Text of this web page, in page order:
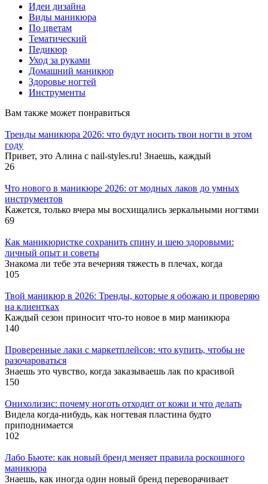
Идеи дизайна
Виды маникюра
По цветам
Тематический
Педикюр
Уход за руками
Домашний маникюр
Здоровье ногтей
Инструменты
Вам также может понравиться
Тренды маникюра 2026: что будут носить твои ногти в этом
году
Привет, это Алина с nail-styles.ru! Знаешь, каждый
26
Что нового в маникюре 2026: от модных лаков до умных
инструментов
Кажется, только вчера мы восхищались зеркальными ногтями
69
Как маникюристке сохранить спину и шею здоровыми:
личный опыт и советы
Знакома ли тебе эта вечерняя тяжесть в плечах, когда
105
Твой маникюр в 2026: Тренды, которые я обожаю и проверяю
на клиентках
Каждый сезон приносит что-то новое в мир маникюра
140
Проверенные лаки с маркетплейсов: что купить, чтобы не
разочароваться
Знаешь это чувство, когда заказываешь лак по красивой
150
Онихолизис: почему ноготь отходит от кожи и что делать
Видела когда-нибудь, как ногтевая пластина будто
приподнимается
102
Лабо Бьюте: как новый бренд меняет правила роскошного
маникюра
Знаешь, как иногда один новый бренд переворачивает